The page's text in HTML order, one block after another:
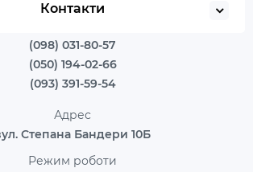
Контакти
(098) 031-80-57
(050) 194-02-66
(093) 391-59-54
Адрес
Степана Бандери 10Б
Режим роботи